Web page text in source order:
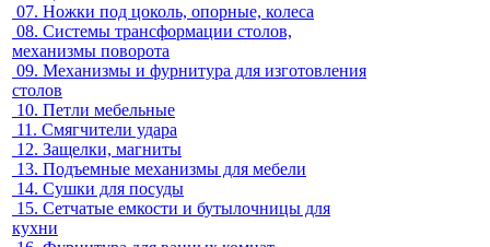
07. Ножки под цоколь, опорные, колеса
08. Системы трансформации столов,
механизмы поворота
09. Механизмы и фурнитура для изготовления
столов
10. Петли мебельные
11. Смягчители удара
12. Защелки, магниты
13. Подъемные механизмы для мебели
14. Сушки для посуды
15. Сетчатые емкости и бутылочницы для
кухни